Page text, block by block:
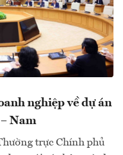
nghiệp về dự án
Nam
trực Chính phủ